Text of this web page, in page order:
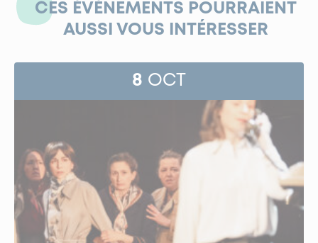
CES ÉVÉNEMENTS POURRAIENT
AUSSI VOUS INTÉRESSER
8 OCT